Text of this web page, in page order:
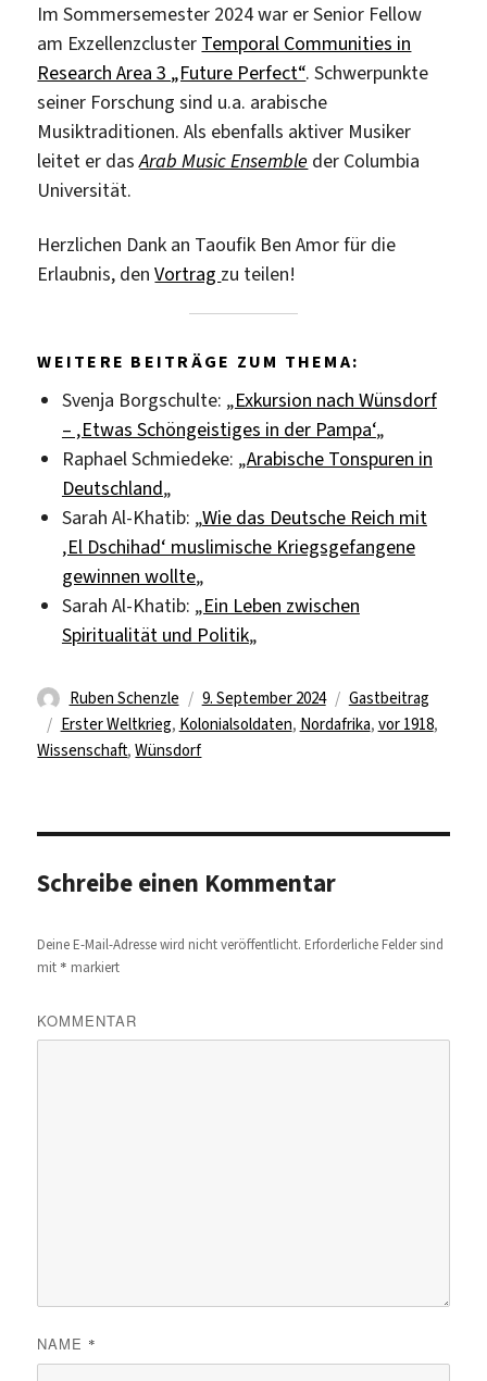
Im Sommersemester 2024 war er Senior Fellow
am Exzellenzcluster Temporal Communities in
Research Area 3 „Future Perfect“. Schwerpunkte
seiner Forschung sind u.a. arabische
Musiktraditionen. Als ebenfalls aktiver Musiker
leitet er dasArab Music Ensemble der Columbia
Universität.
Herzlichen Dank an Taoufik Ben Amor für die
Erlaubnis, denVortrag zu teilen!
WEITERE BEITRÄGE ZUM THEMA:
Svenja Borgschulte: „Exkursion nach Wünsdorf
– ‚Etwas Schöngeistiges in der Pampa‘„
Raphael Schmiedeke: „Arabische Tonspuren in
Deutschland„
Sarah Al-Khatib: „Wie das Deutsche Reich mit
‚El Dschihad‘ muslimische Kriegsgefangene
gewinnen wollte„
Sarah Al-Khatib: „Ein Leben zwischen
Spiritualität und Politik„
Autor
Ruben Schenzle
Veröffentlicht
am
9. September 2024 Kategorien
Gastbeitrag
Schlagwörter
Erster Weltkrieg, Kolonialsoldaten, Nordafrika, vor 1918,
Wissenschaft,Wünsdorf
Schreibe einen Kommentar
Deine E-Mail-Adresse wird nicht veröffentlicht. Erforderliche Felder sind
mit * markiert
KOMMENTAR
NAME *